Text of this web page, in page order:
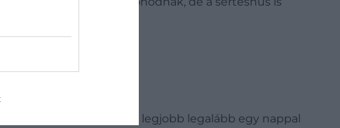
le ezt az italt, amelyet a legjobb legalább egy nappal